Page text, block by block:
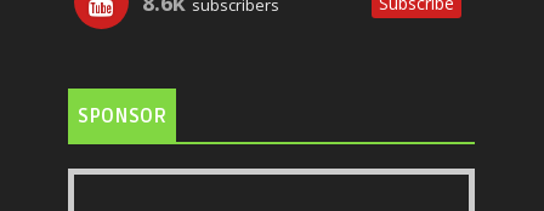
subscribers
SPONSOR